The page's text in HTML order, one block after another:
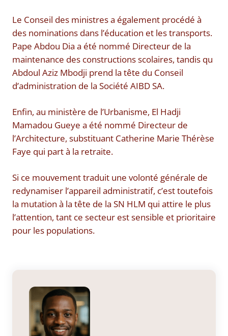
Le Conseil des ministres a également procédé à
des nominations dans l’éducation et les transports.
Pape Abdou Dia a été nommé Directeur de la
maintenance des constructions scolaires, tandis qu
Abdoul Aziz Mbodji prend la tête du Conseil
d’administration de la Société AIBD SA.
Enfin, au ministère de l’Urbanisme, El Hadji
Mamadou Gueye a été nommé Directeur de
l’Architecture, substituant Catherine Marie Thérèse
Faye qui part à la retraite.
Si ce mouvement traduit une volonté générale de
redynamiser l’appareil administratif, c’est toutefois
la mutation à la tête de la SN HLM qui attire le plus
l’attention, tant ce secteur est sensible et prioritaire
pour les populations.